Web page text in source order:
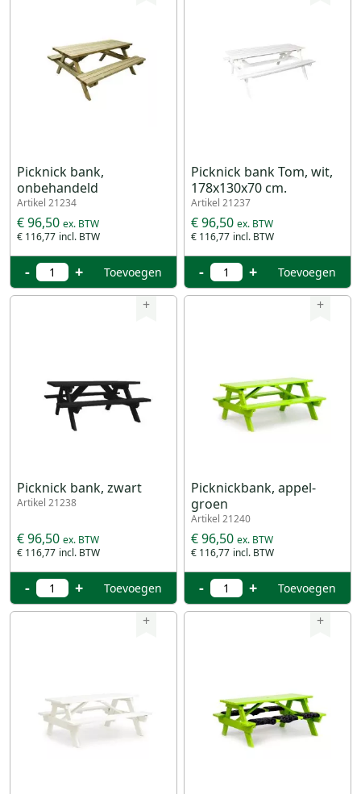
Picknick bank,
onbehandeld
Artikel 21234
€ 116,77
€ 96,50
- + Toevoegen
Picknick bank Tom, wit,
178x130x70 cm.
Artikel 21237
€ 116,77
€ 96,50
- + Toevoegen
+
Picknick bank, zwart
Artikel 21238
€ 116,77
€ 96,50
- + Toevoegen
+
Picknickbank, appel-
groen
Artikel 21240
€ 116,77
€ 96,50
- + Toevoegen
+ +